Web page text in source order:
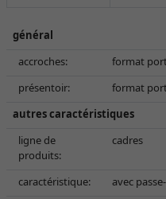
général
accroches:
format
présentoir:
format
autres caractéristiques
ligne de
produits:
cadres
caractéristique:
avec